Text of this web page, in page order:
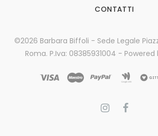
CONTATTI
©2026 Barbara Biffoli - Sede Legale
Roma. P.Iva: 08385931004 - Powered